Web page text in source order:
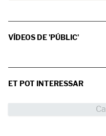
VÍDEOS DE 'PÚBLIC'
ET POT INTERESSAR